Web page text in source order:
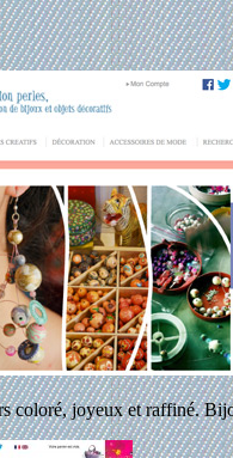
coloré, joyeux et raffiné.